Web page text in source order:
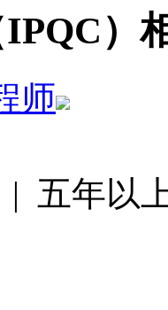
）
师
五年以